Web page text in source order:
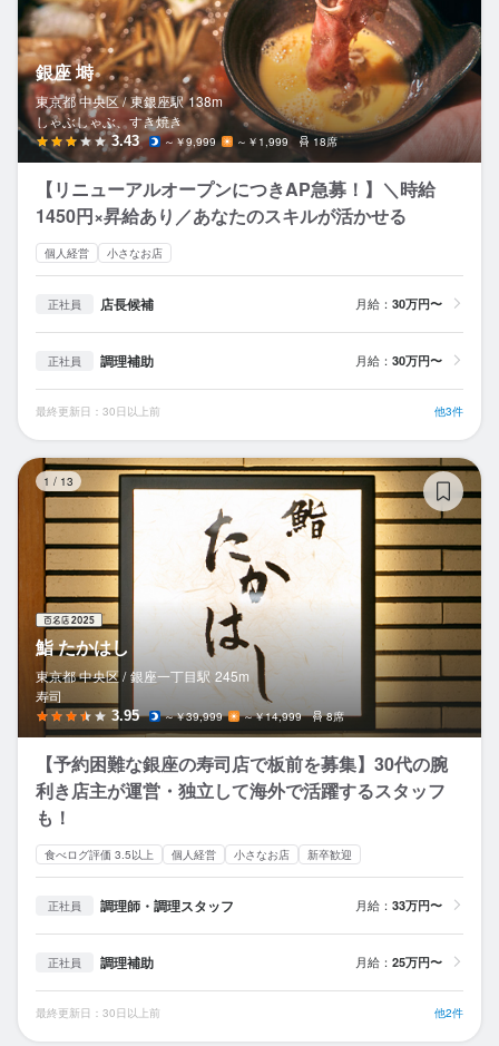
銀座 塒
東京都 中央区 / 東銀座駅 138m
しゃぶしゃぶ、すき焼き
3.43 ～￥9,999 ～￥1,999 18席
【リニューアルオープンにつきAP急募！】＼時給
1450円×昇給あり／あなたのスキルが活かせる
個人経営 小さなお店
正社員 店長候補 月給： 30万円〜
正社員 調理補助 月給： 30万円〜
最終更新日：30日以上前 他3件
1 / 13
鮨 たかはし
東京都 中央区 / 銀座一丁目駅 245m
寿司
3.95 ～￥39,999 ～￥14,999 8席
【予約困難な銀座の寿司店で板前を募集】30代の腕
利き店主が運営・独立して海外で活躍するスタッフ
も！
食べログ評価 3.5以上 個人経営 小さなお店 新卒歓迎
正社員 調理師・調理スタッフ 月給： 33万円〜
正社員 調理補助 月給： 25万円〜
最終更新日：30日以上前 他2件